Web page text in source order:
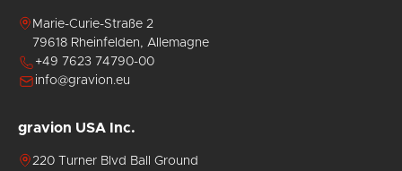
Marie-Curie-Straße 2
79618 Rheinfelden, Allemagne
+49 7623 74790-00
info@gravion.eu
gravion USA Inc.
220 Turner Blvd Ball Ground